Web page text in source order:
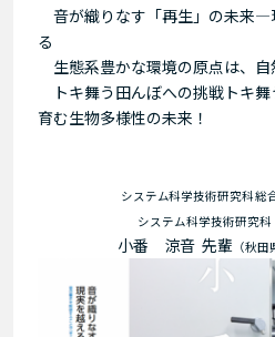
音が織りなす「再生」の未来—
る
生態系豊かな環境の原点は、自
トキ舞う田んぼへの挑戦トキ
育む生物多様性の未来！
システム科学技術研究科 総
システム科学技術研究
小番 涼音 先輩 （秋